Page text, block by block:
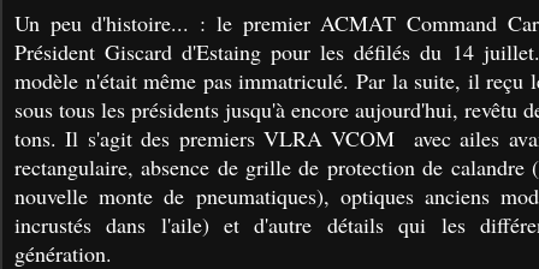
Un peu d'histoire... : le premier ACMAT Command
Président Giscard d'Estaing pour les défilés du 14
modèle n'était même pas immatriculé. Par la suite, il reçu
sous tous les présidents jusqu'à encore aujourd'hui, revêtu
tons. Il s'agit des premiers VLRA VCOM avec ailes
rectangulaire, absence de grille de protection de calandre
nouvelle monte de pneumatiques), optiques anciens
incrustés dans l'aile) et d'autre détails qui les
génération.